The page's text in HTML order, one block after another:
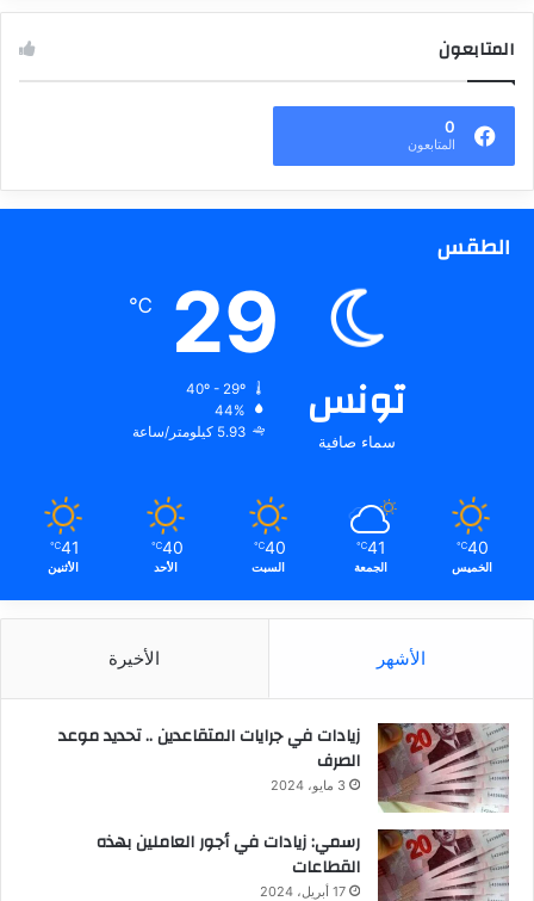
المتابعون
0
المتابعون
الطقس
تونس
سماء صافية
29
℃
44%
5.93 كيلومتر/ساعة
40
℃
الخميس
41
℃
الجمعة
40
℃
السبت
40
℃
الأحد
41
℃
الأثنين
الأشهر الأخيرة
زيادات في جرايات المتقاعدين .. تحديد موعد
الصرف
3 مايو، 2024
رسمي: زيادات في أجور العاملين بهذه
القطاعات
17 أبريل، 2024